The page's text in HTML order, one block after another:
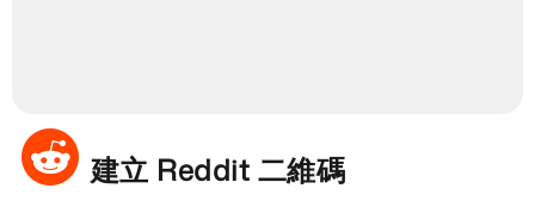
建立 Reddit 二維碼